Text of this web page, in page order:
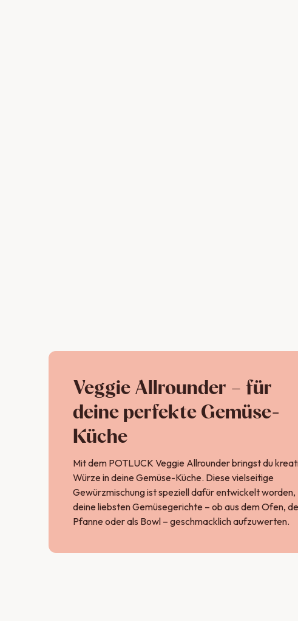
Veggie Allrounder – für
deine perfekte Gemüse-
Küche
Mit dem POTLUCK Veggie Allrounder bringst du
Würze in deine Gemüse-Küche. Diese vielseitige
Gewürzmischung ist speziell dafür entwickelt worden,
deine liebsten Gemüsegerichte – ob aus dem Ofen,
Pfanne oder als Bowl – geschmacklich aufzuwerten.